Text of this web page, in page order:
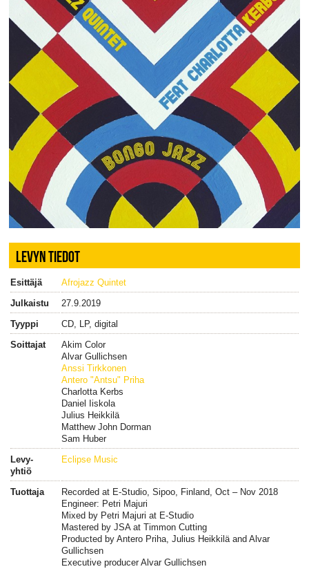
LEVYN TIEDOT
Esittäjä
Afrojazz Quintet
Julkaistu
27.9.2019
Tyyppi
CD, LP, digital
Soittajat
Akim Color
Alvar Gullichsen
Anssi Tirkkonen
Antero "Antsu" Priha
Charlotta Kerbs
Daniel Iiskola
Julius Heikkilä
Matthew John Dorman
Sam Huber
Levy-
yhtiö
Eclipse Music
Tuottaja
Recorded at E-Studio, Sipoo, Finland, Oct – Nov 2018
Engineer: Petri Majuri
Mixed by Petri Majuri at E-Studio
Mastered by JSA at Timmon Cutting
Producted by Antero Priha, Julius Heikkilä and Alvar
Gullichsen
Executive producer Alvar Gullichsen